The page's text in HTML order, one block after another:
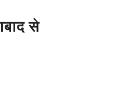
से